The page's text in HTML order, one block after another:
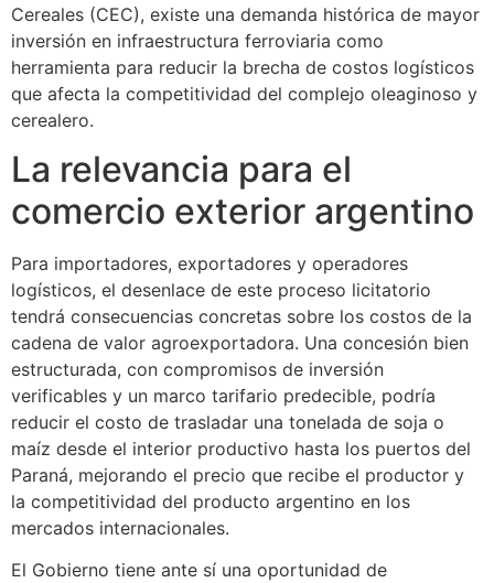
Cereales (CEC), existe una demanda histórica de mayor
inversión en infraestructura ferroviaria como
herramienta para reducir la brecha de costos logísticos
que afecta la competitividad del complejo oleaginoso y
cerealero.
La relevancia para el
comercio exterior argentino
Para importadores, exportadores y operadores
logísticos, el desenlace de este proceso licitatorio
tendrá consecuencias concretas sobre los costos de la
cadena de valor agroexportadora. Una concesión bien
estructurada, con compromisos de inversión
verificables y un marco tarifario predecible, podría
reducir el costo de trasladar una tonelada de soja o
maíz desde el interior productivo hasta los puertos del
Paraná, mejorando el precio que recibe el productor y
la competitividad del producto argentino en los
mercados internacionales.
El Gobierno tiene ante sí una oportunidad de